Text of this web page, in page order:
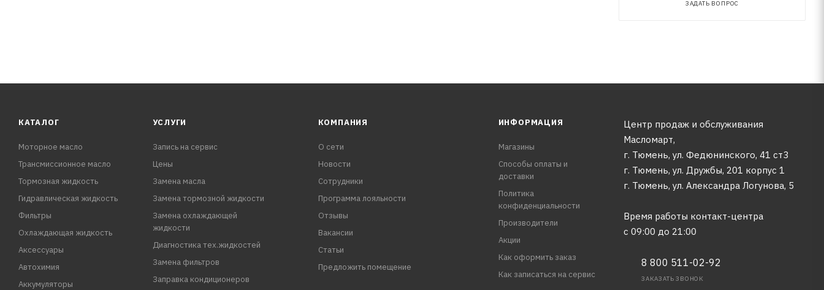
ЗАДАТЬ ВОПРОС
КАТАЛОГ
Моторное масло
Трансмиссионное масло
Тормозная жидкость
Гидравлическая жидкость
Фильтры
Охлаждающая жидкость
Аксессуары
Автохимия
Аккумуляторы
УСЛУГИ
Запись на сервис
Цены
Замена масла
Замена тормозной жидкости
Замена охлаждающей
жидкости
Диагностика тех.жидкостей
Замена фильтров
Заправка кондиционеров
КОМПАНИЯ
О сети
Новости
Сотрудники
Программа лояльности
Отзывы
Вакансии
Статьи
Предложить помещение
ИНФОРМАЦИЯ
Магазины
Способы оплаты и
доставки
Политика
конфиденциальности
Производители
Акции
Как оформить заказ
Как записаться на сервис
Центр продаж и обслуживания
Масломарт,
г. Тюмень, ул. Федюнинского, 41 ст3
г. Тюмень, ул. Дружбы, 201 корпус 1
г. Тюмень, ул. Александра Логунова, 5
Время работы контакт-центра
с 09:00 до 21:00
8 800 511-02-92
ЗАКАЗАТЬ ЗВОНОК